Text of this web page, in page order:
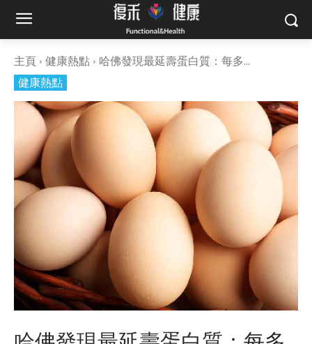
主頁 健康熱點
哈佛發現最延壽蛋白質：每多...
健康熱點